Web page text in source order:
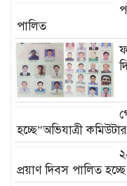
পালিত
হচ্ছে”অভিযাত্রী
প্রয়াণ দিবস পালিত